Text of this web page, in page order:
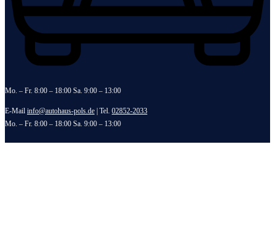
Mo. – Fr. 8:00 – 18:00 Sa. 9:00 – 13:00
E-Mail info@autohaus-pols.de | Tel. 02852-2033
Mo. – Fr. 8:00 – 18:00 Sa. 9:00 – 13:00